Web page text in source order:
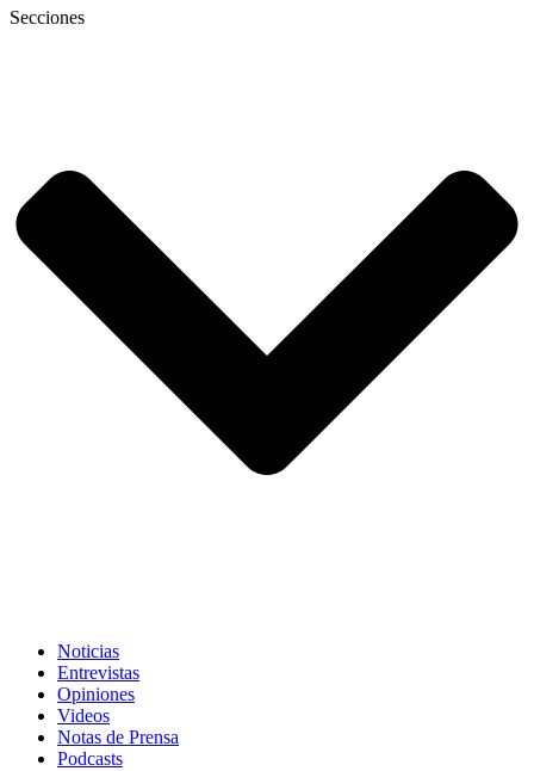
Secciones
Noticias
Entrevistas
Opiniones
Videos
Notas de Prensa
Podcasts